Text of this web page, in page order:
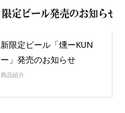
新限定ビール「燻ーKUN
ー」発売のお知らせ
商品紹介